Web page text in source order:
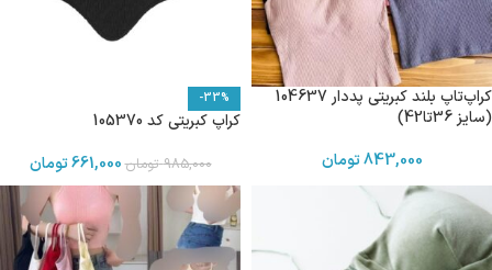
کراپ‌تاپ بلند کبریتی پددار 104637
(سایز 36تا42)
843,000تومان
-33%
کراپ کبریتی کد 105370
985,000 تومان661,000تومان